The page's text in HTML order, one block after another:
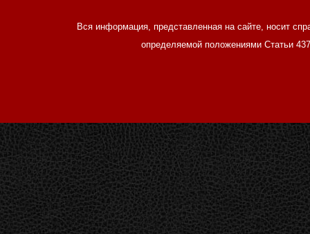
Вся информация, представленная на сайте, носит
определяемой положениями Статьи